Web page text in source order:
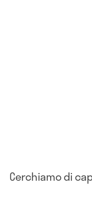
Cerchiamo di